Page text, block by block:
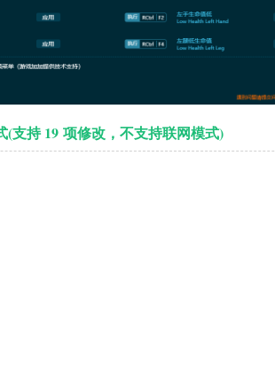
支持 19 项修改，不支持联网模式)